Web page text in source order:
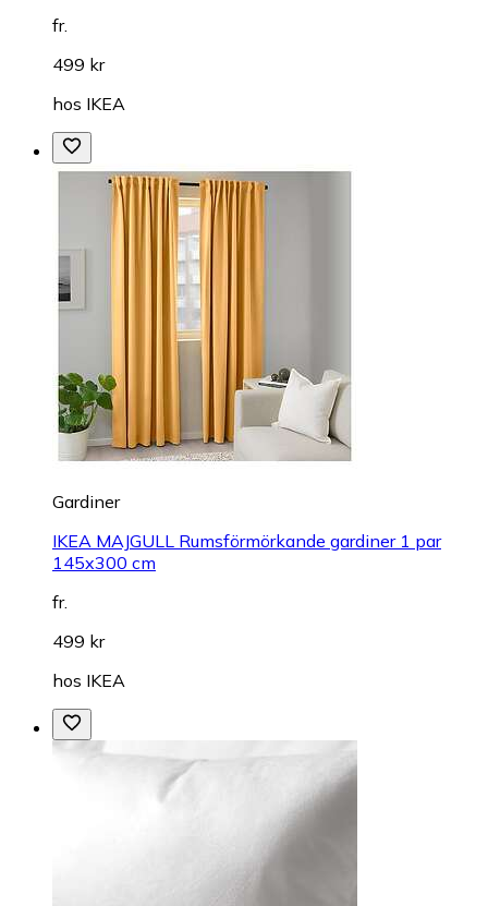
fr.
499 kr
hos IKEA
Gardiner
IKEA MAJGULL Rumsförmörkande gardiner 1 par
145x300 cm
fr.
499 kr
hos IKEA